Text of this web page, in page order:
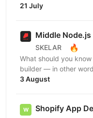
100+ мільйонів
21 July
Middle
SKELAR 🔥
What should you
builder — in other
companies. Together
3 August
Shopify App